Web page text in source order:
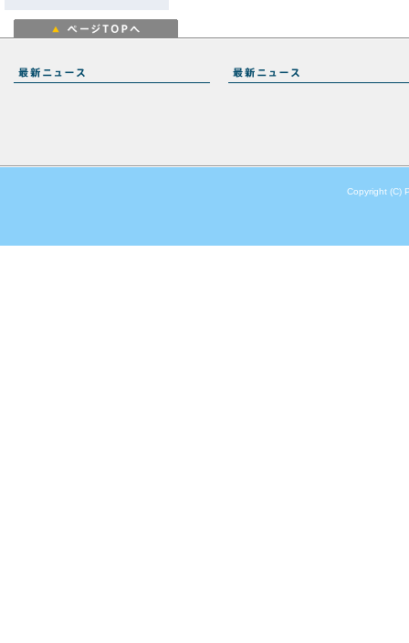
Copyright (C)